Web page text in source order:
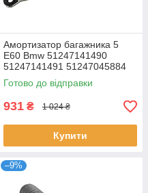
Амортизатор багажника 5
E60 Bmw 51247141490
51247141491 51247045884
51247141490 51247141491
51247045884
Готово до відправки
931 ₴ 1 024 ₴
Купити
–9%